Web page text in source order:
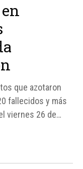
que azotaron
fallecidos y más
viernes 26 de
Jornada Nacional